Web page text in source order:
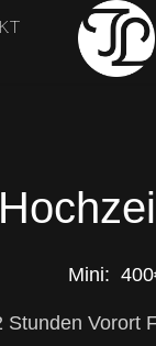
Mini:
Stunden Vorort